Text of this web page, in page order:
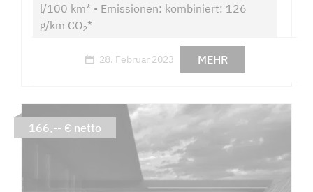
l/100 km* • Emissionen: kombiniert: 126
g/km CO2*
28. Februar 2023 MEHR
166,-- € netto